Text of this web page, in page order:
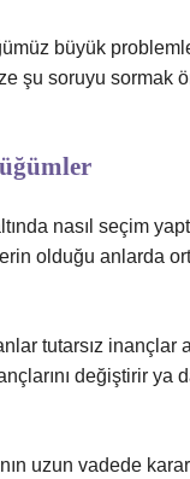
büyük
şu soruyu sormak
nasıl seçim
olduğu anlarda
tutarsız inançlar
değiştirir ya
uzun vadede